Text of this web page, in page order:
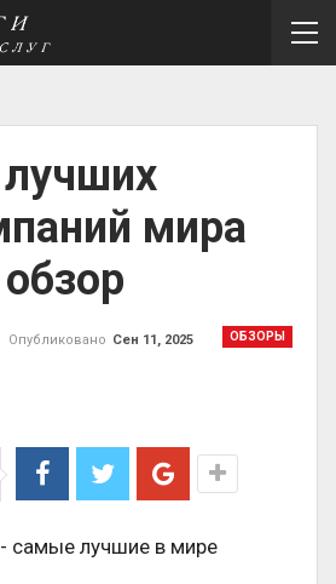
мира
ОБЗОРЫ
Опубликовано Сен 11, 2025